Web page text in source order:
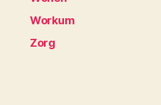
Workum
Zorg